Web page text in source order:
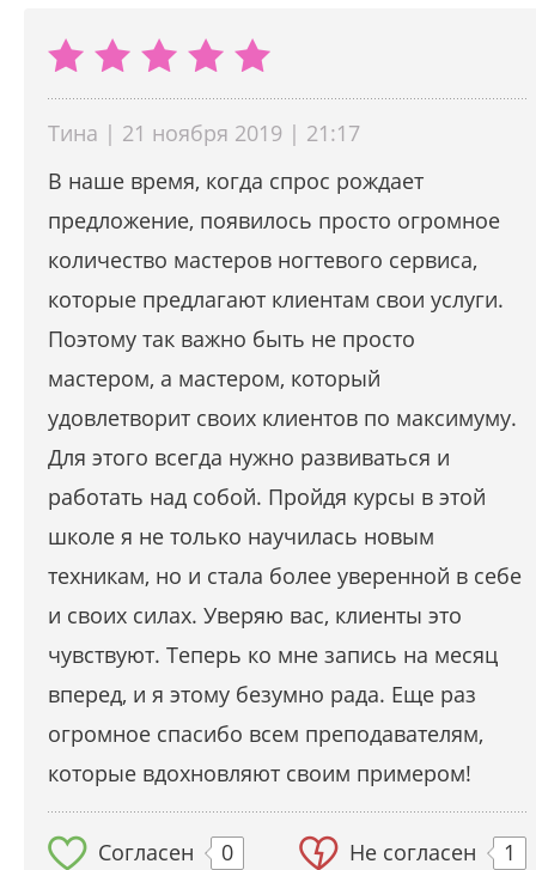
Тина | 21 ноября 2019 | 21:17
В наше время, когда спрос рождает
предложение, появилось просто огромное
количество мастеров ногтевого сервиса,
которые предлагают клиентам свои услуги.
Поэтому так важно быть не просто
мастером, а мастером, который
удовлетворит своих клиентов по максимуму.
Для этого всегда нужно развиваться и
работать над собой. Пройдя курсы в этой
школе я не только научилась новым
техникам, но и стала более уверенной в себе
и своих силах. Уверяю вас, клиенты это
чувствуют. Теперь ко мне запись на месяц
вперед, и я этому безумно рада. Еще раз
огромное спасибо всем преподавателям,
которые вдохновляют своим примером!
Согласен 0 Не согласен 1